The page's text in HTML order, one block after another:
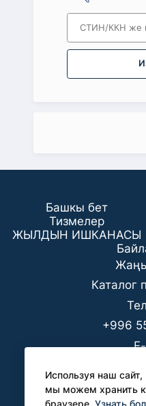
Используя наш
мы можем хранить
Башкы бет
Тизмелер
ЖЫЛДЫН ИШКАНАСЫ
Каталог
+996